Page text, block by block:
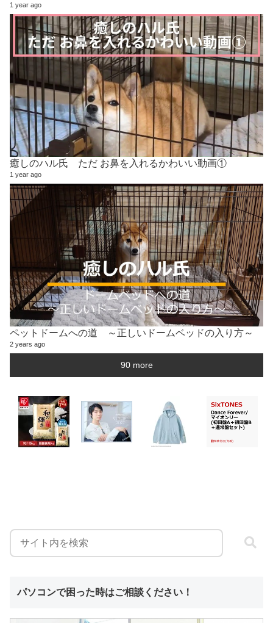
1 year ago
癒しのハル氏 ただ お鼻を入れるかわいい動画①
1 year ago
ペットドームへの道 ～正しいドームベッドの入り方～
2 years ago
90 more
パソコンで困った時はご相談ください！